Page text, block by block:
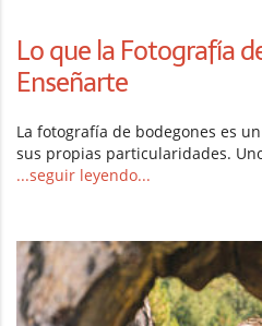
Lo que la Fotografía
Enseñarte
La fotografía de bodegones es
sus propias particularidades.
...seguir leyendo...